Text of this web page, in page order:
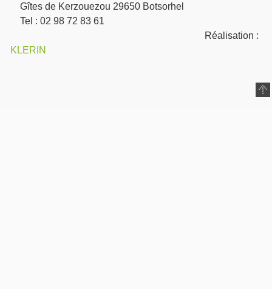
Gîtes de Kerzouezou 29650 Botsorhel
Tel : 02 98 72 83 61
Réalisation :
KLERIN